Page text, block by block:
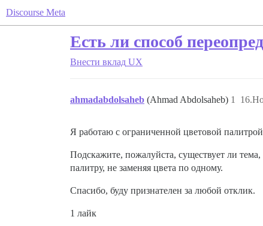
Discourse Meta
Есть ли способ
Внести вклад UX
ahmadabdolsaheb (Ahmad Abdolsaheb) 1
Я работаю с ограниченной цветовой
Подскажите, пожалуйста, существует ли
палитру, не заменяя цвета по одному.
Спасибо, буду признателен за любой отклик.
1 лайк